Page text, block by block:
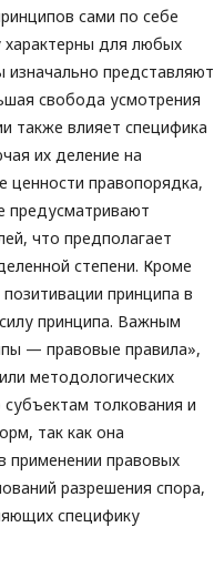
сами по себе
для любых
представляют
свобода усмотрения
также влияет специфика
их деление на
правопорядка,
что предполагает
степени. Кроме
принципа в
принципа. Важным
— правовые правила»,
методологических
толкования и
так как она
применении правовых
разрешения спора,
специфику